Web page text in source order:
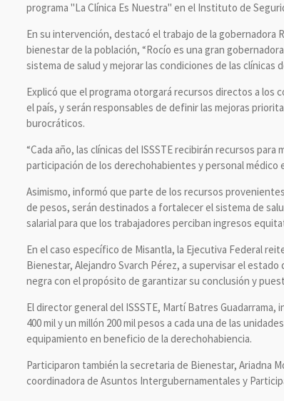
programa "La Clínica Es Nuestra" en el Instituto de
En su intervención, destacó el trabajo de la gobernadora
bienestar de la población, “Rocío es una gran
sistema de salud y mejorar las condiciones de las clínicas
Explicó que el programa otorgará recursos directos a los
el país, y serán responsables de definir las mejoras
burocráticos.
“Cada año, las clínicas del ISSSTE recibirán recursos
participación de los derechohabientes y personal médico
Asimismo, informó que parte de los recursos
de pesos, serán destinados a fortalecer el sistema de
salarial para que los trabajadores perciban ingresos
En el caso específico de Misantla, la Ejecutiva Federal
Bienestar, Alejandro Svarch Pérez, a supervisar el
negra con el propósito de garantizar su conclusión y
El director general del ISSSTE, Martí Batres
400 mil y un millón 200 mil pesos a cada una de las
equipamiento en beneficio de la derechohabiencia.
Participaron también la secretaria de Bienestar, Ariadna
coordinadora de Asuntos Intergubernamentales y